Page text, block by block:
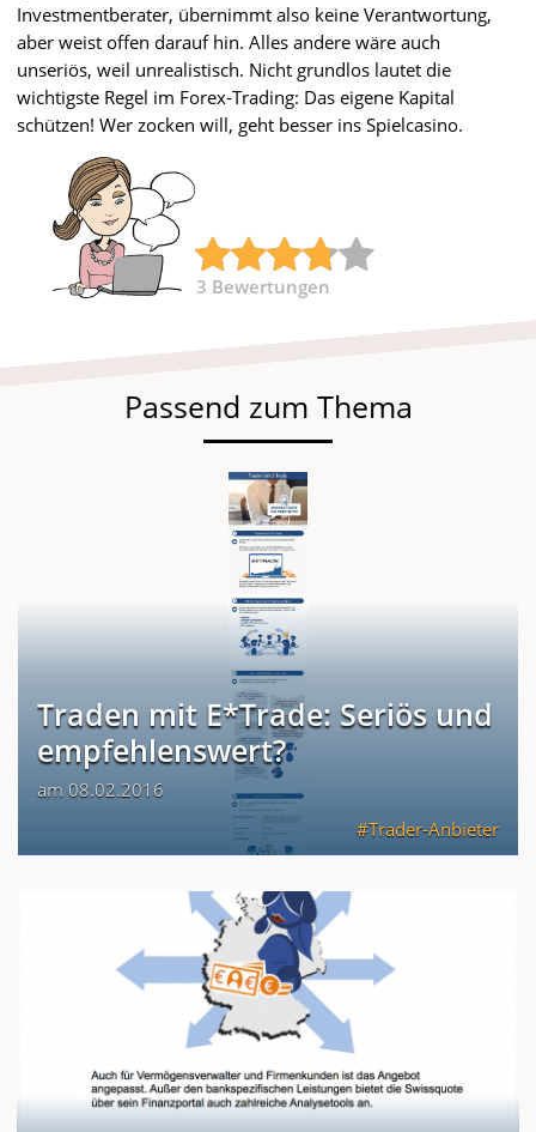
Investmentberater, übernimmt also keine Verantwortung,
aber weist offen darauf hin. Alles andere wäre auch
unseriös, weil unrealistisch. Nicht grundlos lautet die
wichtigste Regel im Forex-Trading: Das eigene Kapital
schützen! Wer zocken will, geht besser ins Spielcasino.
3 Bewertungen
Passend zum Thema
Traden mit E*Trade: Seriös und
empfehlenswert?
am 08.02.2016
Trader-Anbieter